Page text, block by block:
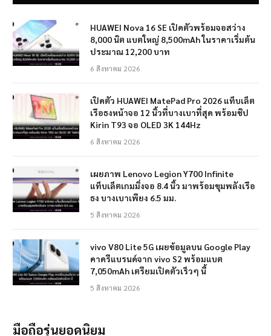
HUAWEI Nova 16 SE เปิดตัวพร้อมจอสว่าง
8,000 นิต แบตใหญ่ 8,500mAh ในราคาเริ่มต้น
ประมาณ 12,200 บาท
6 สิงหาคม 2026
เปิดตัว HUAWEI MatePad Pro 2026 แท็บเล็ต
เรือธงหน้าจอ 12 นิ้วที่บางเบาที่สุด พร้อมชิป
Kirin T93 จอ OLED 3K 144Hz
6 สิงหาคม 2026
เผยภาพ Lenovo Legion Y700 Infinite
แท็บเล็ตเกมมิ่งจอ 8.4 นิ้ว มาพร้อมขุมพลังเรือ
ธง บางเบาเพียง 6.5 มม.
5 สิงหาคม 2026
vivo V80 Lite 5G เผยข้อมูลบน Google Play
คาดรีแบรนด์จาก vivo S2 พร้อมแบต
7,050mAh เตรียมเปิดตัวเร็วๆ นี้
5 สิงหาคม 2026
มือถือรุ่นยอดนิยม